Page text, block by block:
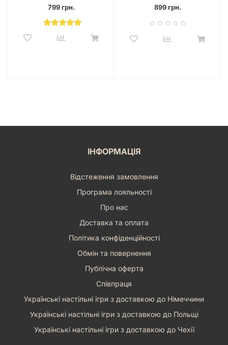
799 грн. 899 грн.
ІНФОРМАЦІЯ
Відстеження замовлення
Програма лояльності
Про нас
Доставка та оплата
Політика конфіденційності
Обмін та повернення
Публічна оферта
Співпраця
Українські настільні ігри з доставкою до Німеччини
Українські настільні ігри з доставкою до Польщі
Українські настільні ігри з доставкою до Чехії